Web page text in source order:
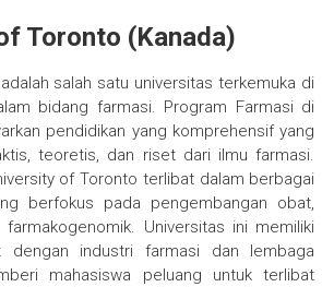
Toronto (Kanada)
salah satu universitas terkemuka di
bidang farmasi. Program Farmasi di
pendidikan yang komprehensif yang
teoretis, dan riset dari ilmu farmasi.
of Toronto terlibat dalam berbagai
berfokus pada pengembangan obat,
Universitas ini memiliki
dengan industri farmasi dan lembaga
mahasiswa peluang untuk terlibat